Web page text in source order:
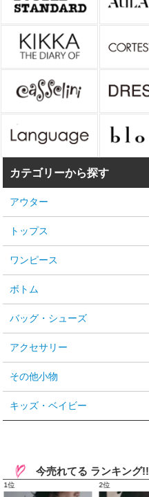
カテゴリーから探す
アウター
トップス
ワンピース
ボトム
バッグ・シューズ
アクセサリー
その他小物
キッズ・ベイビー
今売れてる ランキング!!